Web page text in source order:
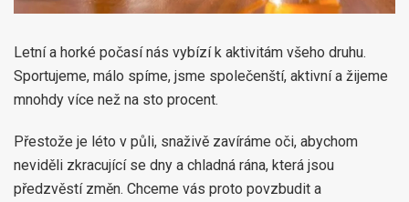
Letní a horké počasí nás vybízí k aktivitám všeho druhu.
Sportujeme, málo spíme, jsme společenští, aktivní a žijeme
mnohdy více než na sto procent.
Přestože je léto v půli, snaživě zavíráme oči, abychom
neviděli zkracující se dny a chladná rána, která jsou
předzvěstí změn. Chceme vás proto povzbudit a